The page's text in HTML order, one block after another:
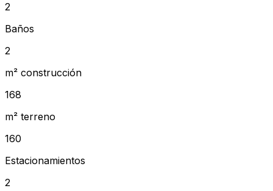
2
Baños
2
m² construcción
168
m² terreno
160
Estacionamientos
2